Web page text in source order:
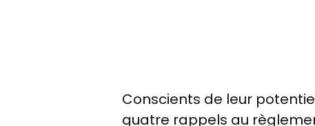
Conscients de leur
quatre rappels au